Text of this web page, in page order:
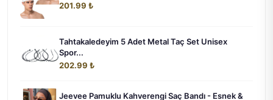
201.99 ₺
Tahtakaledeyim 5 Adet Metal Taç Set Unisex
Spor...
202.99 ₺
Jeevee Pamuklu Kahverengi Saç Bandı - Esnek &